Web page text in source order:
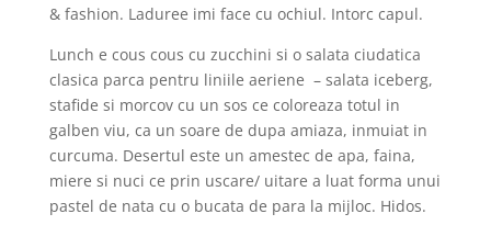
& fashion. Laduree imi face cu ochiul. Intorc capul.
Lunch e cous cous cu zucchini si o salata ciudatica
clasica parca pentru liniile aeriene – salata iceberg,
stafide si morcov cu un sos ce coloreaza totul in
galben viu, ca un soare de dupa amiaza, inmuiat in
curcuma. Desertul este un amestec de apa, faina,
miere si nuci ce prin uscare/ uitare a luat forma unui
pastel de nata cu o bucata de para la mijloc. Hidos.